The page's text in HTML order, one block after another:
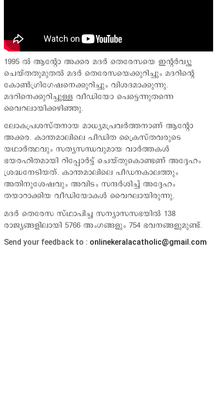
1995 ല്‍ ആന്‍റോ അക്കര മദര്‍ തെരേസയെ ഇന്‍റര്‍വ്യൂ
ചെയ്തതുമുതല്‍ മദര്‍ തെരേസയെക്കുറിച്ചും മദറിന്‍റെ
കോണ്‍ഗ്രിഗേഷനെക്കുറിച്ചും വിശദമാക്കുന്നു.
മദറിനെക്കുറിച്ചുള്ള വീഡിയോ പെട്ടെന്നുതന്നെ
വൈറലായിക്കഴിഞ്ഞു.
ലോകപ്രശസ്തനായ മാധ്യമപ്രവര്‍ത്തനാണ് ആന്റോ
അക്കര. കാന്തമാലിലെ പീഡിത ക്രൈസ്തവരുടെ
യഥാര്‍ത്ഥവും സത്യസന്ധവുമായ വാര്‍ത്തകള്‍
ഭയരഹിതമായി റിപ്പോര്‍ട്ട് ചെയ്തുകൊണ്ടണ് അദ്ദേഹം
ശ്രദ്ധനേടിയത്. കാന്തമാലിലെ പീഡനകാലത്തും
അതിനുശേഷവും അവിടം സന്ദര്‍ശിച്ച് അദ്ദേഹം
തയാറാക്കിയ വീഡിയോകള്‍ വൈറലായിരുന്നു.
മദര്‍ തെരേസ സ്ഥാപിച്ച സന്യാസസഭയില്‍ 138
രാജ്യങ്ങളിലായി 5766 അംഗങ്ങളും 754 ഭവനങ്ങളുമുണ്ട്.
Send your feedback to : onlinekeralacatholic@gmail.com